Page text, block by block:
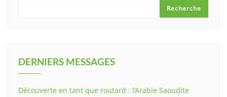
Recherche
DERNIERS MESSAGES
Découverte en tant que routard : l’Arabie Saoudite